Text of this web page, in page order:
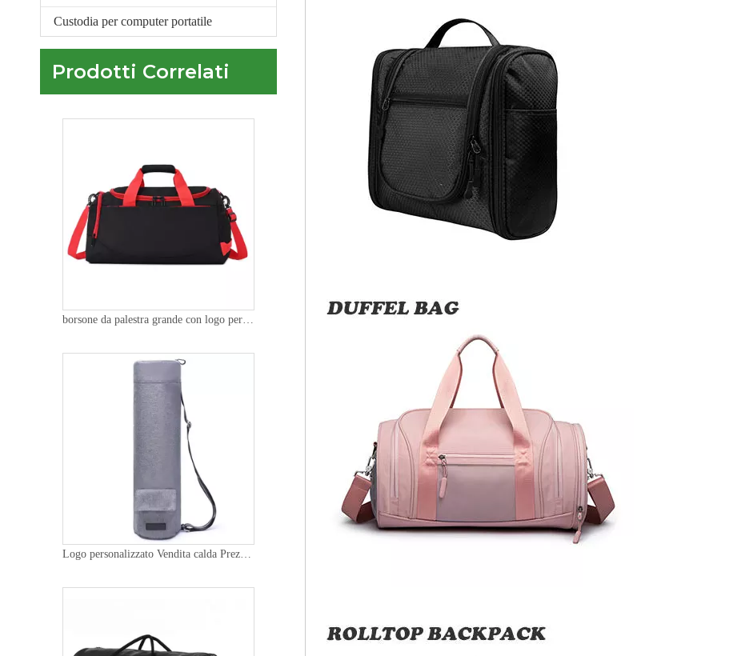
Custodia per computer portatile
Prodotti Correlati
borsone da palestra grande con logo personalizzato per uomo donna borsa da notte impermeabile per il fine settimana
Logo personalizzato Vendita calda Prezzo economico Novità Design Facile da trasportare Borsa per tappetino da yoga Oxford portatile ecologica